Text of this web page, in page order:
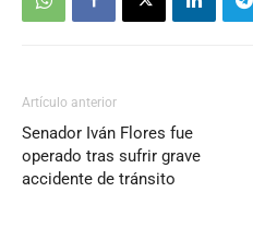
Artículo anterior
Senador Iván Flores fue
operado tras sufrir grave
accidente de tránsito